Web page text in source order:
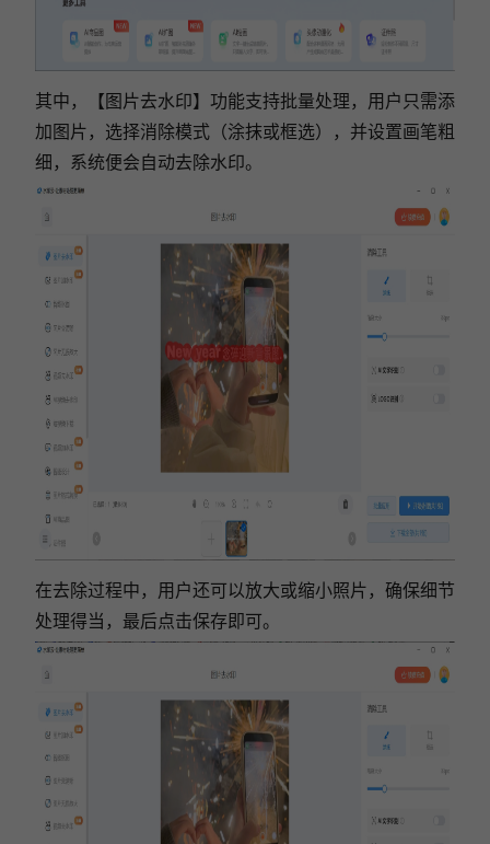
其中，【图片去水印】功能支持批量处理，用户只需添
加图片，选择消除模式（涂抹或框选），并设置画笔粗
细，系统便会自动去除水印。
在去除过程中，用户还可以放大或缩小照片，确保细节
处理得当，最后点击保存即可。